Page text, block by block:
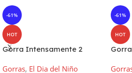
-61%
HOT
Gorra Intensamente 2
Gorras, El Dia del Niño
-61%
HOT